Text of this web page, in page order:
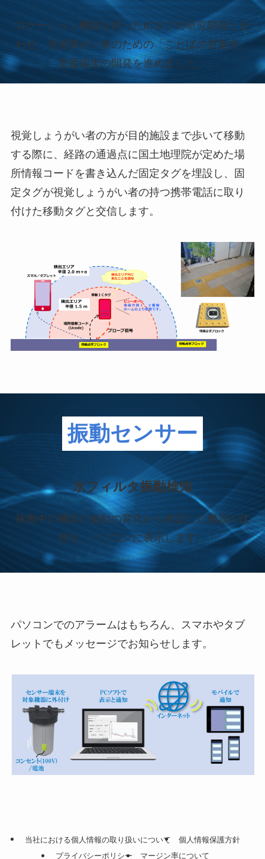
ロケーション機能を持ったICタグの研究開発と合
わせ、視覚障がい者のための「ことばの道案内」
支援端末の開発を進めました。
視覚しょうがい者の方が目的施設まで歩いて移動
する際に、経路の通過点に国土地理院が定めた場
所情報コードを書き込んだ固定タグを埋設し、固
定タグが視覚しょうがい者の持つ携帯電話に取り
付けた移動タグと交信します。
振動センサー
水フィルタ振動検知
稼働中の機器の振動の変化から推定した機器の状
態を、パソコンに表示します。
パソコンでのアラームはもちろん、スマホやタブ
レットでもメッセージでお知らせします。
当社における個人情報の取り扱いについて
個人情報保護方針
プライバシーポリシー
マージン率について